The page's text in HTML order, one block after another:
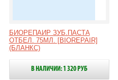
БИОРЕПАИР ЗУБ.ПАСТА
ОТБЕЛ. 75МЛ. [BIOREPAIR]
(БЛАНКС)
В НАЛИЧИИ: 1 320 РУБ